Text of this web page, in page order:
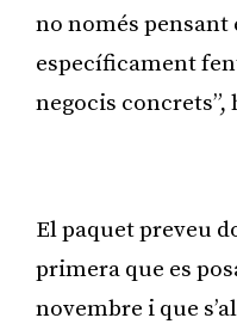
no només pensant
específicament
negocis concrets”,
El paquet preveu
primera que es
novembre i que